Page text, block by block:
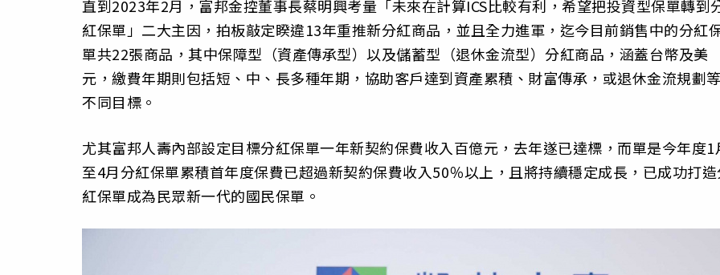
直到2023年2月，富邦金控董事長蔡明興考量「未來在計算ICS比較有利，希望把投資型保單轉到
紅保單」二大主因，拍板敲定睽違13年重推新分紅商品，並且全力進軍，迄今目前銷售中的分紅
單共22張商品，其中保障型（資產傳承型）以及儲蓄型（退休金流型）分紅商品，涵蓋台幣及美
元，繳費年期則包括短、中、長多種年期，協助客戶達到資產累積、財富傳承，或退休金流規劃
不同目標。
尤其富邦人壽內部設定目標分紅保單一年新契約保費收入百億元，去年遂已達標，而單是今年度1
至4月分紅保單累積首年度保費已超過新契約保費收入50％以上，且將持續穩定成長，已成功打
紅保單成為民眾新一代的國民保單。